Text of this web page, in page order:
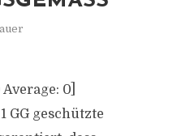
Average: 0]
GG geschützte